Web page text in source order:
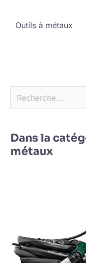
Outils à métaux
Dans la
métaux